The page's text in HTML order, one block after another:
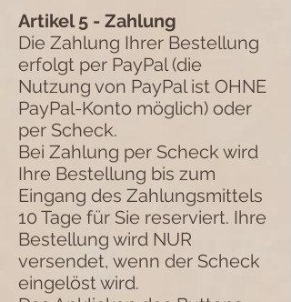
Artikel 5 - Zahlung
Die Zahlung Ihrer Bestellung
erfolgt per PayPal (die
Nutzung von PayPal ist OHNE
PayPal-Konto möglich) oder
per Scheck.
Bei Zahlung per Scheck wird
Ihre Bestellung bis zum
Eingang des Zahlungsmittels
10 Tage für Sie reserviert. Ihre
Bestellung wird NUR
versendet, wenn der Scheck
eingelöst wird.